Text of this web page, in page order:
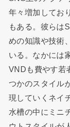
年々増加してお
もある。彼らは
めの知識や技術
いる。なかには
VNDも費やす若
つかのスタイル
現していくネイ
水槽の中にミニ